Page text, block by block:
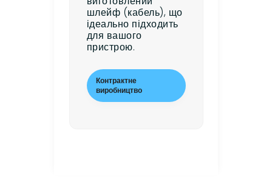
шлейф (кабель), що
ідеально підходить
для вашого
пристрою.
Контрактне
виробництво